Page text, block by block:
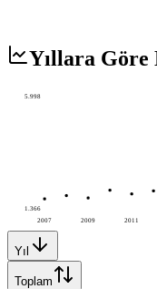
Yıllara Göre
2007 2009 2011
5.998
1.366
Yıl
Toplam